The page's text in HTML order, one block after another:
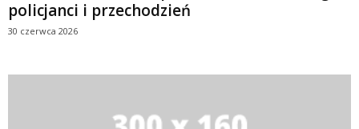
policjanci i przechodzień
30 czerwca 2026